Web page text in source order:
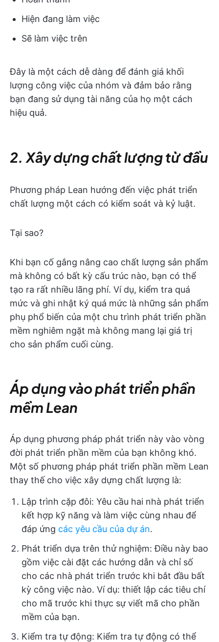
Hiện đang làm việc
Sẽ làm việc trên
Đây là một cách dễ dàng để đánh giá khối
lượng công việc của nhóm và đảm bảo rằng
bạn đang sử dụng tài năng của họ một cách
hiệu quả.
2. Xây dựng chất lượng từ đầu
Phương pháp Lean hướng đến việc phát triển
chất lượng một cách có kiểm soát và kỷ luật.
Tại sao?
Khi bạn cố gắng nâng cao chất lượng sản phẩm
mà không có bất kỳ cấu trúc nào, bạn có thể
tạo ra rất nhiều lãng phí. Ví dụ, kiểm tra quá
mức và ghi nhật ký quá mức là những sản phẩm
phụ phổ biến của một chu trình phát triển phần
mềm nghiêm ngặt mà không mang lại giá trị
cho sản phẩm cuối cùng.
Áp dụng vào phát triển phần
mềm Lean
Áp dụng phương pháp phát triển này vào vòng
đời phát triển phần mềm của bạn không khó.
Một số phương pháp phát triển phần mềm Lean
thay thế cho việc xây dựng chất lượng là:
Lập trình cặp đôi: Yêu cầu hai nhà phát triển
kết hợp kỹ năng và làm việc cùng nhau để
đáp ứng các yêu cầu của dự án.
Phát triển dựa trên thử nghiệm: Điều này bao
gồm việc cài đặt các hướng dẫn và chỉ số
cho các nhà phát triển trước khi bắt đầu bất
kỳ công việc nào. Ví dụ: thiết lập các tiêu chí
cho mã trước khi thực sự viết mã cho phần
mềm của bạn.
Kiểm tra tự động: Kiểm tra tự động có thể